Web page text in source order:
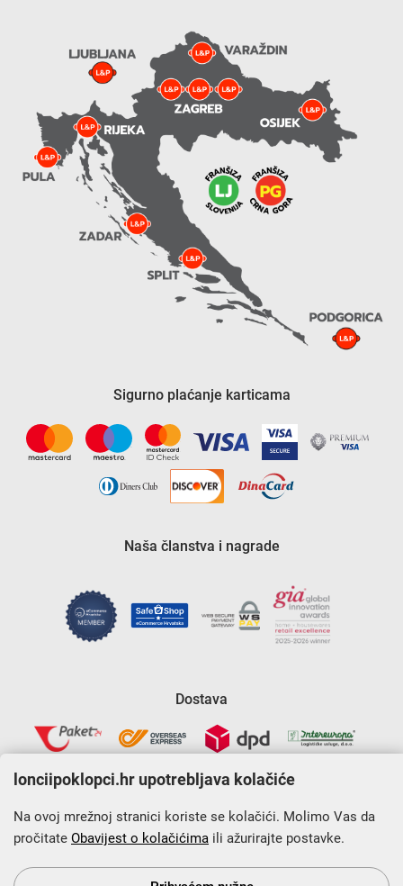
Sigurno plaćanje karticama
Naša članstva i nagrade
Dostava
Krajnji primatelj financijskog instrumenta sufinanciranog iz
Europskog fonda za regionalni razvoj u sklopu Operativnog
programa „Konkurentnost i kohezija”.
lonciipoklopci.hr upotrebljava kolačiće
Na ovoj mrežnoj stranici koriste se kolačići. Molimo Vas da
pročitate Obavijest o kolačićima ili ažurirajte postavke.